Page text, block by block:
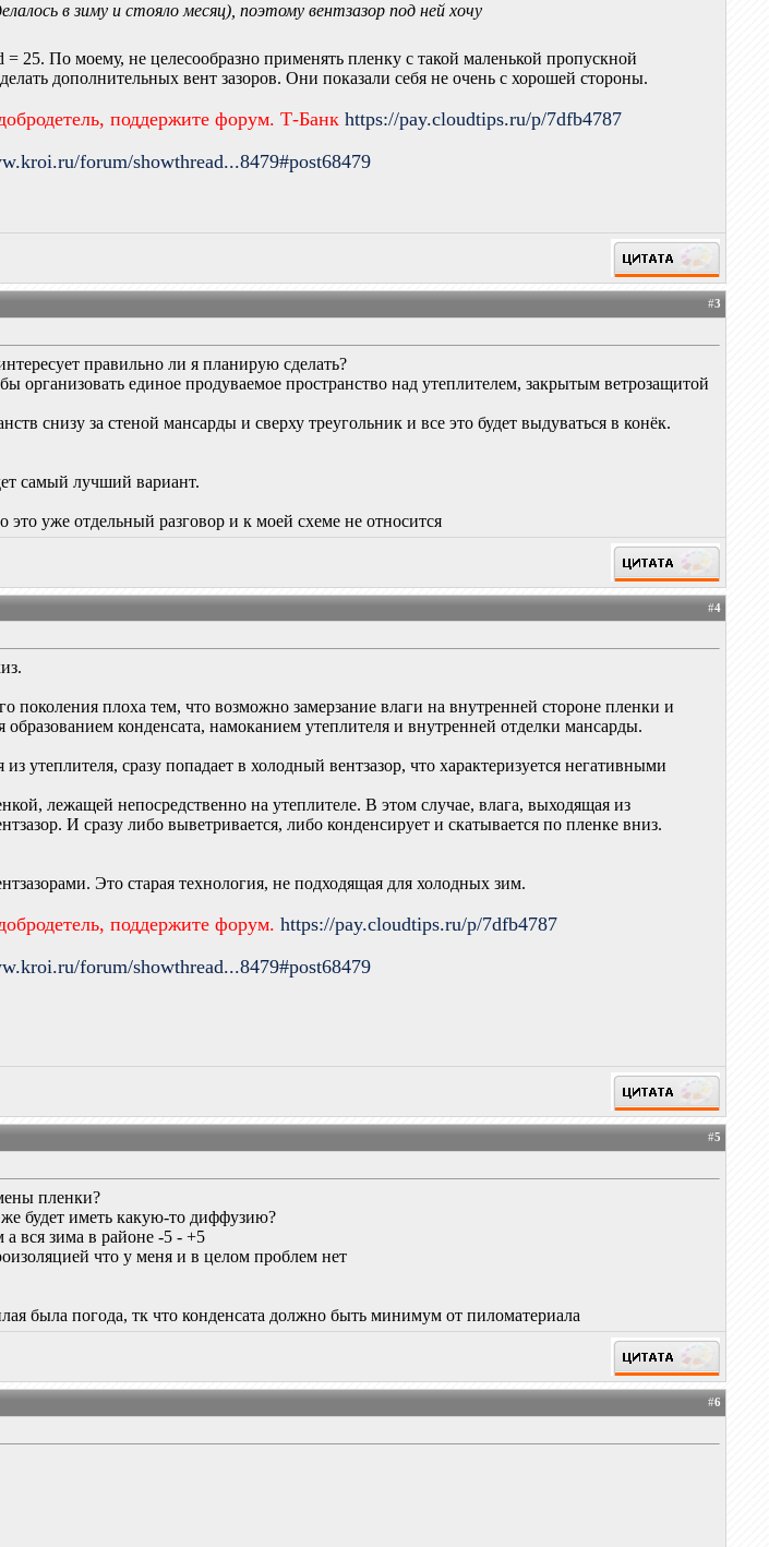
в зиму и стояло месяц), поэтому вентзазор под ней хочу
25. По моему, не целесообразно применять пленку с такой маленькой пропускной
дополнительных вент зазоров. Они показали себя не очень с хорошей стороны.
поддержите форум. Т-Банкhttps://pay.cloudtips.ru/p/7dfb4787
forum/showthread...8479#post68479
#3
правильно ли я планирую сделать?
организовать единое продуваемое пространство над утеплителем, закрытым ветрозащитой
снизу за стеной мансарды и сверху треугольник и все это будет выдуваться в конёк.
самый лучший вариант.
уже отдельный разговор и к моей схеме не относится
#4
поколения плоха тем, что возможно замерзание влаги на внутренней стороне пленки и
конденсата, намоканием утеплителя и внутренней отделки мансарды.
утеплителя, сразу попадает в холодный вентзазор, что характеризуется негативными
лежащей непосредственно на утеплителе. В этом случае, влага, выходящая из
И сразу либо выветривается, либо конденсирует и скатывается по пленке вниз.
Это старая технология, не подходящая для холодных зим.
поддержите форум.https://pay.cloudtips.ru/p/7dfb4787
forum/showthread...8479#post68479
#5
пленки?
же будет иметь какую-то диффузию?
вся зима в районе -5 - +5
что у меня и в целом проблем нет
была погода, тк что конденсата должно быть минимум от пиломатериала
#6